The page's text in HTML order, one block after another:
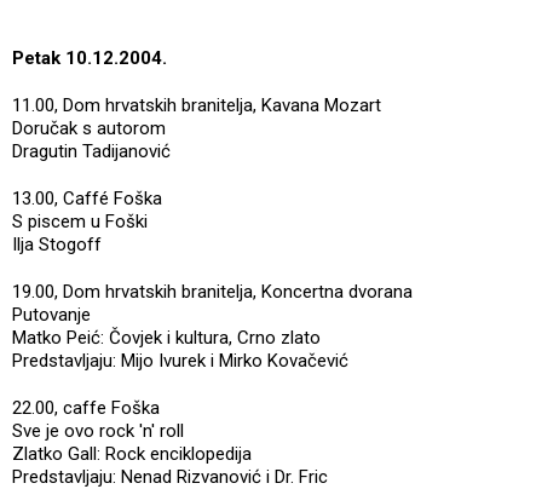
Petak 10.12.2004.
11.00, Dom hrvatskih branitelja, Kavana Mozart
Doručak s autorom
Dragutin Tadijanović
13.00, Caffé Foška
S piscem u Foški
Ilja Stogoff
19.00, Dom hrvatskih branitelja, Koncertna dvorana
Putovanje
Matko Peić: Čovjek i kultura, Crno zlato
Predstavljaju: Mijo Ivurek i Mirko Kovačević
22.00, caffe Foška
Sve je ovo rock 'n' roll
Zlatko Gall: Rock enciklopedija
Predstavljaju: Nenad Rizvanović i Dr. Fric